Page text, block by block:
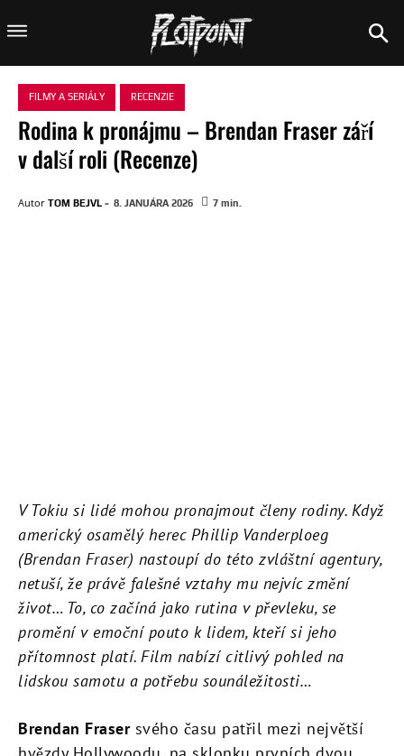
FILMY A SERIÁLY RECENZIE
Rodina k pronájmu – Brendan Fraser září
v další roli (Recenze)
Autor TOM BEJVL - 8. JANUÁRA 2026 7 min.
V Tokiu si lidé mohou pronajmout členy rodiny. Když
americký osamělý herec Phillip Vanderploeg
(Brendan Fraser) nastoupí do této zvláštní agentury,
netuší, že právě falešné vztahy mu nejvíc změní
život… To, co začíná jako rutina v převleku, se
promění v emoční pouto k lidem, kteří si jeho
přítomnost platí. Film nabízí citlivý pohled na
lidskou samotu a potřebu sounáležitosti…
Brendan Frasersvého času patřil mezi největší